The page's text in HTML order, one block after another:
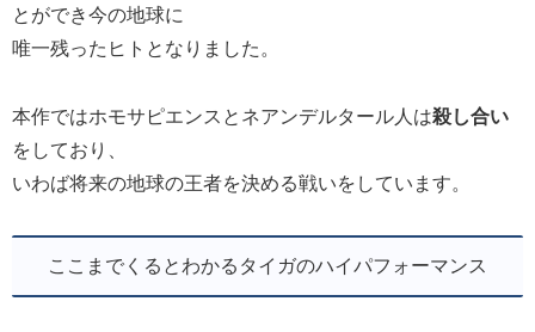
とができ今の地球に
唯一残ったヒトとなりました。
本作ではホモサピエンスとネアンデルタール人は殺し合い
をしており、
いわば将来の地球の王者を決める戦いをしています。
ここまでくるとわかるタイガのハイパフォーマンス